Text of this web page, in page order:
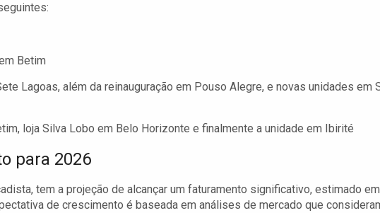
Betim
Lagoas, além da reinauguração em Pouso Alegre, e novas unidades em
loja Silva Lobo em Belo Horizonte e finalmente a unidade em Ibirité
para 2026
tem a projeção de alcançar um faturamento significativo, estimado em
de crescimento é baseada em análises de mercado que